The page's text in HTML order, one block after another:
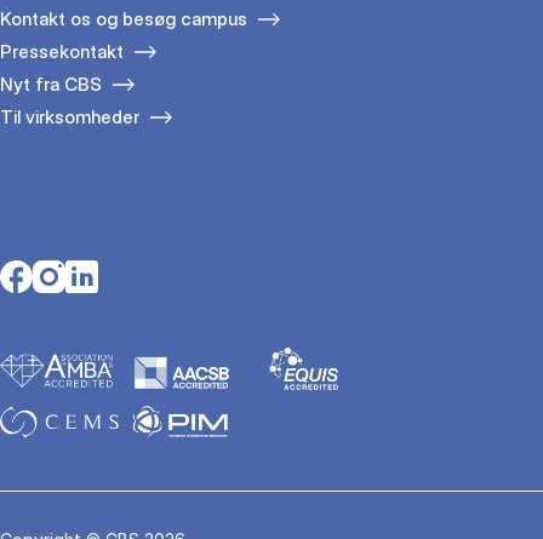
Kontakt os og besøg campus
Pressekontakt
Nyt fra CBS
Til virksomheder
Opens in a new tab
Opens in a new tab
Opens in a new tab